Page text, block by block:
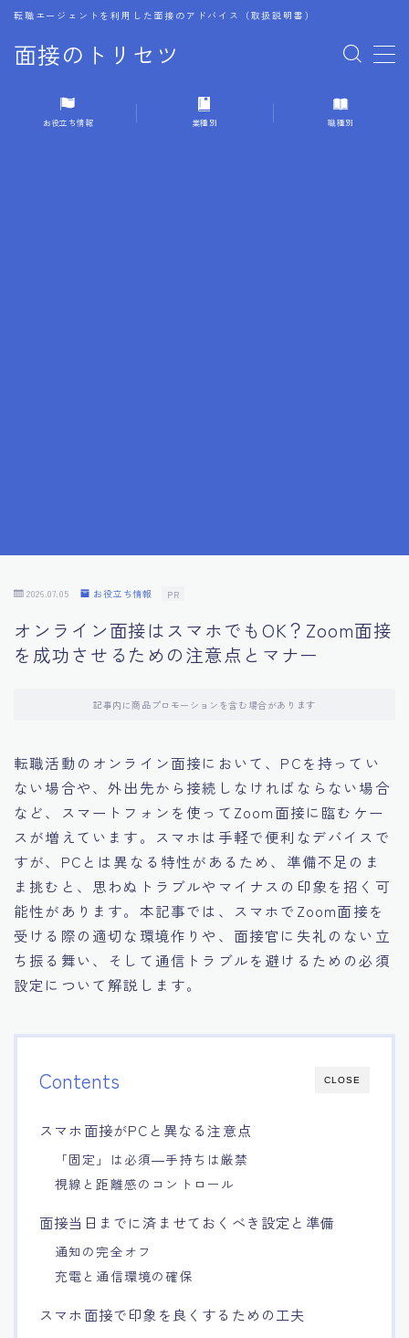
面接のトリセツ
転職エージェントを利用した面接のアドバイス（取扱説明書）
MENU
1.成功する面接戦略
10.フィードバックを活用する方法
11.オンライン面接の成功への鍵
14.キャリアアップのための面接戦略
15.職場適応力をアピールする方法
16.エージェントと良好な関係を築く方法
17.面接でブランクを効果的に伝える方法
18.転職後の職場に適応するためのヒント
お役立ち情報 業種別 職種別
2026.07.05 お役立ち情報 PR
オンライン面接はスマホでもOK？Zoom面接
を成功させるための注意点とマナー
記事内に商品プロモーションを含む場合があります
転職活動のオンライン面接において、PCを持ってい
ない場合や、外出先から接続しなければならない場合
など、スマートフォンを使ってZoom面接に臨むケー
スが増えています。スマホは手軽で便利なデバイスで
すが、PCとは異なる特性があるため、準備不足のま
ま挑むと、思わぬトラブルやマイナスの印象を招く可
能性があります。本記事では、スマホでZoom面接を
受ける際の適切な環境作りや、面接官に失礼のない立
ち振る舞い、そして通信トラブルを避けるための必須
設定について解説します。
CLOSE
Contents
スマホ面接がPCと異なる注意点
「固定」は必須―手持ちは厳禁
視線と距離感のコントロール
面接当日までに済ませておくべき設定と準備
通知の完全オフ
充電と通信環境の確保
スマホ面接で印象を良くするための工夫